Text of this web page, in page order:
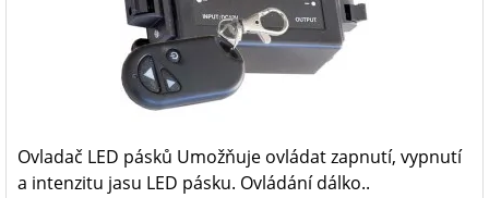
Ovladač LED pásků Umožňuje ovládat zapnutí, vypnutí
a intenzitu jasu LED pásku. Ovládání dálko..